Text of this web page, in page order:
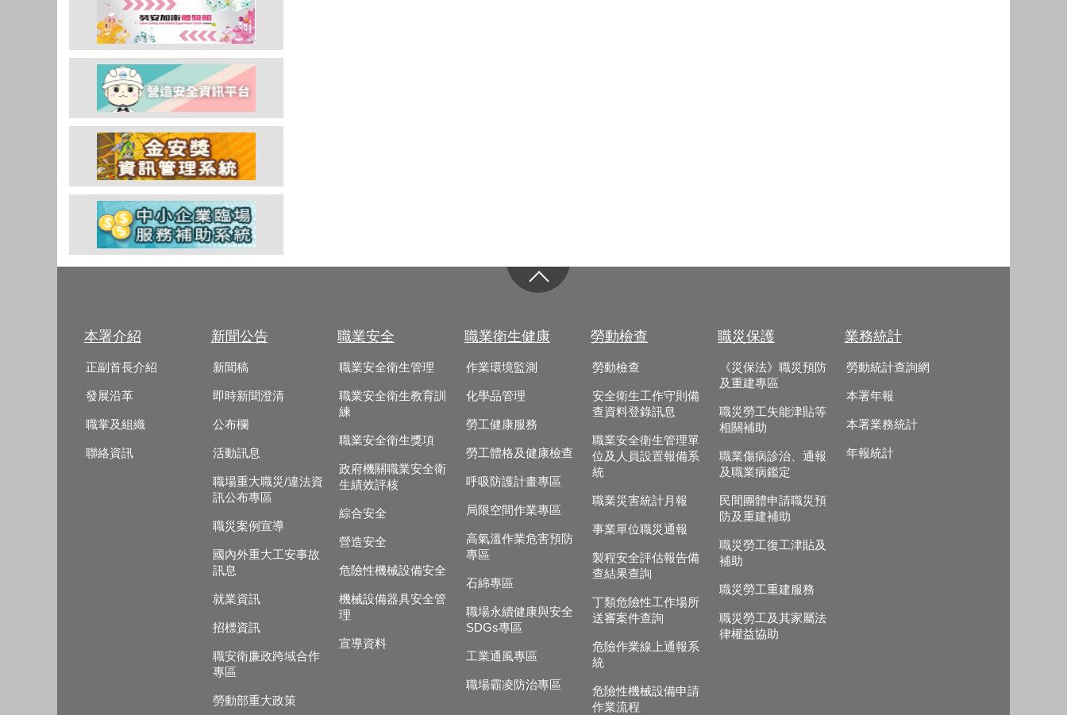
本署介紹
正副首長介紹
發展沿革
職掌及組織
聯絡資訊
新聞公告
新聞稿
即時新聞澄清
公布欄
活動訊息
職場重大職災/違法資
訊公布專區
職災案例宣導
國內外重大工安事故
訊息
就業資訊
招標資訊
職安衛廉政跨域合作
專區
勞動部重大政策
職業安全
職業安全衛生管理
職業安全衛生教育訓
練
職業安全衛生獎項
政府機關職業安全衛
生績效評核
綜合安全
營造安全
危險性機械設備安全
機械設備器具安全管
理
宣導資料
職業衛生健康
作業環境監測
化學品管理
勞工健康服務
勞工體格及健康檢查
呼吸防護計畫專區
局限空間作業專區
高氣溫作業危害預防
專區
石綿專區
職場永續健康與安全
SDGs專區
工業通風專區
職場霸凌防治專區
勞動檢查
勞動檢查
安全衛生工作守則備
查資料登錄訊息
職業安全衛生管理單
位及人員設置報備系
統
職業災害統計月報
事業單位職災通報
製程安全評估報告備
查結果查詢
丁類危險性工作場所
送審案件查詢
危險作業線上通報系
統
危險性機械設備申請
作業流程
職災保護
《災保法》職災預防
及重建專區
職災勞工失能津貼等
相關補助
職業傷病診治、通報
及職業病鑑定
民間團體申請職災預
防及重建補助
職災勞工復工津貼及
補助
職災勞工重建服務
職災勞工及其家屬法
律權益協助
業務統計
勞動統計查詢網
本署年報
本署業務統計
年報統計